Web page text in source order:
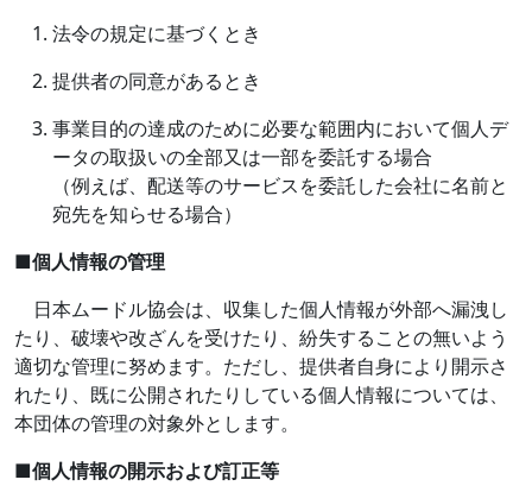
法令の規定に基づくとき
提供者の同意があるとき
事業目的の達成のために必要な範囲内において個人デ
ータの取扱いの全部又は一部を委託する場合
（例えば、配送等のサービスを委託した会社に名前と
宛先を知らせる場合）
■個人情報の管理
日本ムードル協会は、収集した個人情報が外部へ漏洩し
たり、破壊や改ざんを受けたり、紛失することの無いよう
適切な管理に努めます。ただし、提供者自身により開示さ
れたり、既に公開されたりしている個人情報については、
本団体の管理の対象外とします。
■個人情報の開示および訂正等